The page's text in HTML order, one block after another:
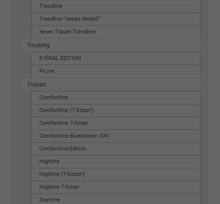
Trendline
Trendline "neues Modell"
neuer Tiguan Trendline
Touareg
R FINAL EDITION
R-Line
Touran
Comfortline
Comfortline (7-Sitzer!)
Comfortline 7-Sitzer
Comfortline BlueMotion (DK)
Comfortline-Edition
Highline
Highline (7-Sitzer!)
Highline 7-Sitzer
Startline